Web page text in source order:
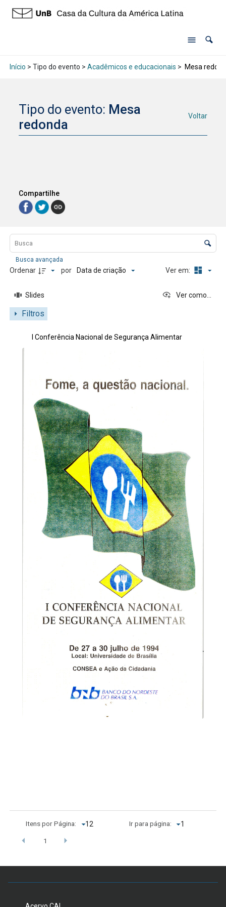
Início > Tipo do evento > Acadêmicos e educacionais > Mesa
Tipo do evento: Mesa
redonda
Voltar
Compartilhe
Lista de itens
Controle de ordenação e visualização
Filtros
Busca avançada
Ordenar por Data de criação Ver em:
Slides Ver como...
Resultados da lista de itens
I Conferência Nacional de Segurança Alimentar
Itens por Página: Ir para página:
1